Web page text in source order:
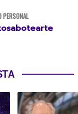
PERSONAL